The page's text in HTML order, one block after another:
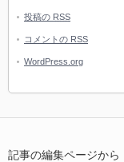
投稿の RSS
コメントの RSS
WordPress.org
記事の編集ページから